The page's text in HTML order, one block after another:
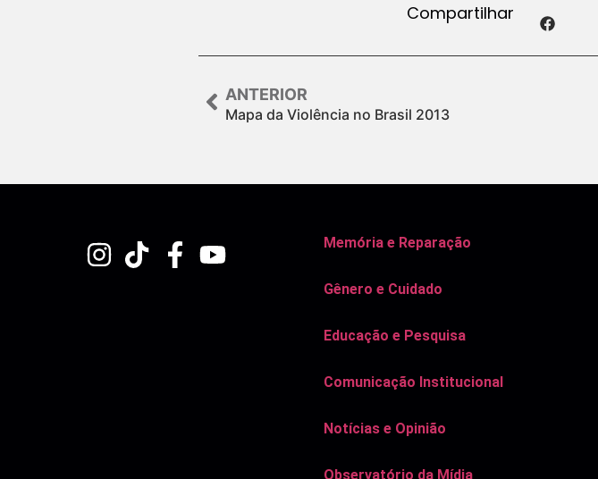
Compartilhar
ANTERIOR
Mapa da Violência no Brasil 2013
Memória e Reparação
Gênero e Cuidado
Educação e Pesquisa
Comunicação Institucional
Notícias e Opinião
Observatório da Mídia